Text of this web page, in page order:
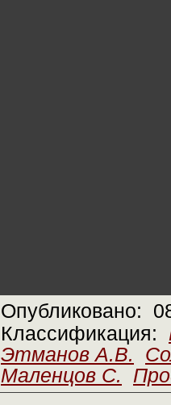
Опубликовано:
Классификация:
Этманов А.В.
Маленцов С.